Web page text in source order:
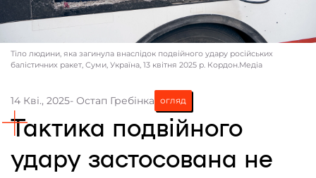
Про нас
Команда
Співпраця
Медіакіт
Партнери проєкту та подяка
Тіло людини, яка загинула внаслідок подвійного удару російських
балістичних ракет, Суми, Україна, 13 квітня 2025 р. Кордон.Медіа
14 Кві., 2025- Остап Гребінка огляд
Тактика подвійного
удару застосована не